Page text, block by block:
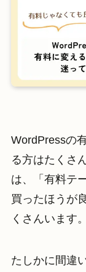
WordPressの
る方はたくさ
は、「有料テ
買ったほうが
くさんいます。
たしかに間違